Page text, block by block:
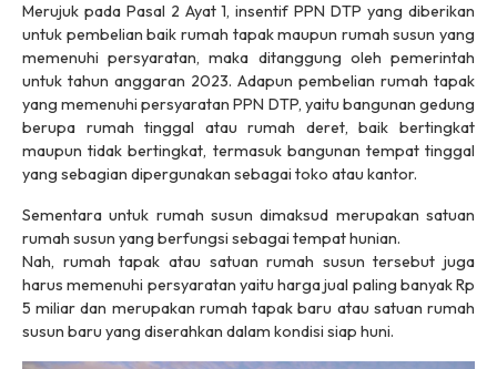
Merujuk pada Pasal 2 Ayat 1, insentif PPN DTP yang diberikan
untuk pembelian baik rumah tapak maupun rumah susun yang
memenuhi persyaratan, maka ditanggung oleh pemerintah
untuk tahun anggaran 2023. Adapun pembelian rumah tapak
yang memenuhi persyaratan PPN DTP, yaitu bangunan gedung
berupa rumah tinggal atau rumah deret, baik bertingkat
maupun tidak bertingkat, termasuk bangunan tempat tinggal
yang sebagian dipergunakan sebagai toko atau kantor.
Sementara untuk rumah susun dimaksud merupakan satuan
rumah susun yang berfungsi sebagai tempat hunian.
Nah, rumah tapak atau satuan rumah susun tersebut juga
harus memenuhi persyaratan yaitu harga jual paling banyak Rp
5 miliar dan merupakan rumah tapak baru atau satuan rumah
susun baru yang diserahkan dalam kondisi siap huni.